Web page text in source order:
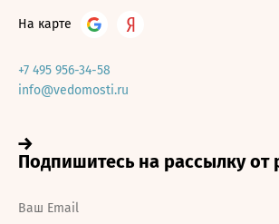
На карте
+7 495 956-34-58
info@vedomosti.ru